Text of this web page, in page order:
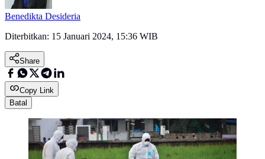
Benedikta Desideria
Diterbitkan: 15 Januari 2024, 15:36 WIB
Share
Copy Link
Batal